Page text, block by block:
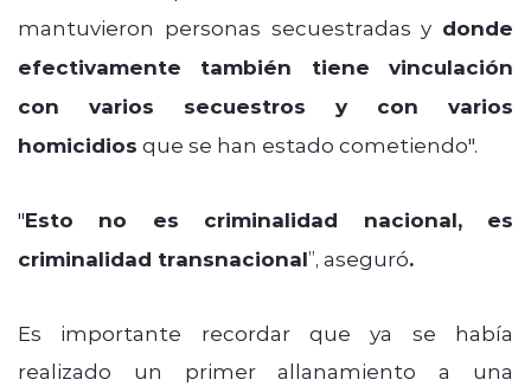
mantuvieron personas secuestradas y donde
efectivamente también tiene vinculación
con varios secuestros y con varios
homicidios que se han estado cometiendo".
"Esto no es criminalidad nacional, es
criminalidad transnacional”, aseguró.
Es importante recordar que ya se había
realizado un primer allanamiento a una